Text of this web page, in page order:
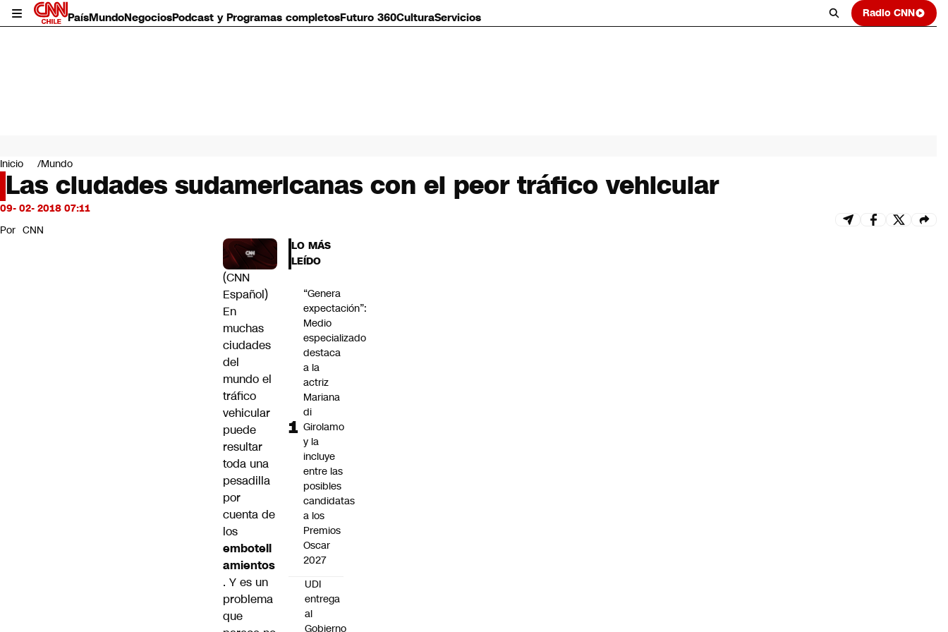
PaísMundoNegociosPodcast y Programas completosFuturo 360CulturaServicios Radio CNN
Mundo
Negocios
Deportes
Programas completos
Servicios
Inicio Mundo
Las ciudades sudamericanas con el peor tráfico vehicular
09- 02- 2018 07:11
Por CNN
(CNN
Español)
En
muchas
ciudades
del
mundo el
tráfico
vehicular
puede
resultar
toda una
pesadilla
por
cuenta de
los
embotell
amientos
. Y es un
problema
que
LO MÁS
LEÍDO
“Genera
expectación”:
Medio
especializado
destaca
a la
actriz
Mariana
di
Girolamo
y la
incluye
entre las
posibles
candidatas
a los
Premios
Oscar
2027
UDI
entrega
al
Gobierno